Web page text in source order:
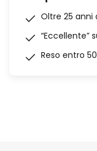
Oltre 25 anni
“Eccellente”
Reso entro